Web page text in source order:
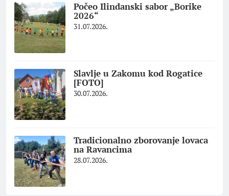
Počeo Ilindanski sabor „Borike
2026“
31.07.2026.
Slavlje u Zakomu kod Rogatice
[FOTO]
30.07.2026.
Tradicionalno zborovanje lovaca
na Ravancima
28.07.2026.